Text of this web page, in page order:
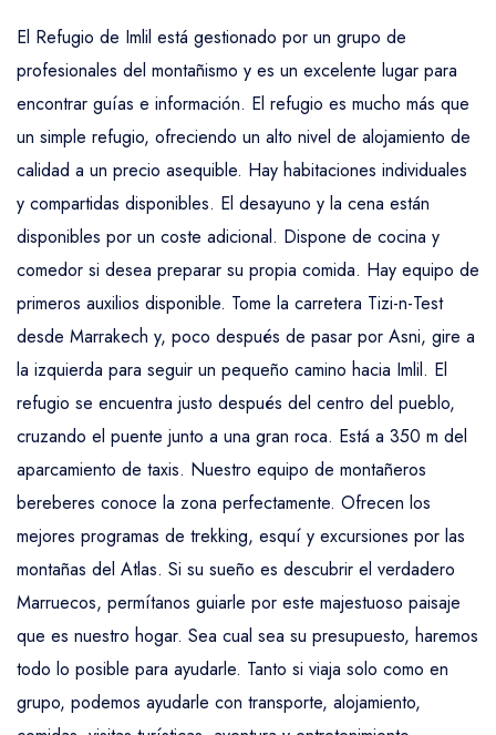
El Refugio de Imlil está gestionado por un grupo de
profesionales del montañismo y es un excelente lugar para
encontrar guías e información. El refugio es mucho más que
un simple refugio, ofreciendo un alto nivel de alojamiento de
calidad a un precio asequible. Hay habitaciones individuales
y compartidas disponibles. El desayuno y la cena están
disponibles por un coste adicional. Dispone de cocina y
comedor si desea preparar su propia comida. Hay equipo de
primeros auxilios disponible. Tome la carretera Tizi-n-Test
desde Marrakech y, poco después de pasar por Asni, gire a
la izquierda para seguir un pequeño camino hacia Imlil. El
refugio se encuentra justo después del centro del pueblo,
cruzando el puente junto a una gran roca. Está a 350 m del
aparcamiento de taxis. Nuestro equipo de montañeros
bereberes conoce la zona perfectamente. Ofrecen los
mejores programas de trekking, esquí y excursiones por las
montañas del Atlas. Si su sueño es descubrir el verdadero
Marruecos, permítanos guiarle por este majestuoso paisaje
que es nuestro hogar. Sea cual sea su presupuesto, haremos
todo lo posible para ayudarle. Tanto si viaja solo como en
grupo, podemos ayudarle con transporte, alojamiento,